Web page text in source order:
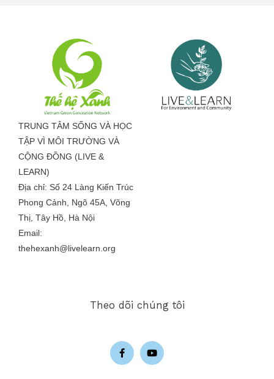
TRUNG TÂM SỐNG VÀ HỌC
TẬP VÌ MÔI TRƯỜNG VÀ
CỘNG ĐỒNG (LIVE &
LEARN)
Địa chỉ: Số 24 Làng Kiến Trúc
Phong Cảnh, Ngõ 45A, Võng
Thị, Tây Hồ, Hà Nội
Email:
thehexanh@livelearn.org
Theo dõi chúng tôi